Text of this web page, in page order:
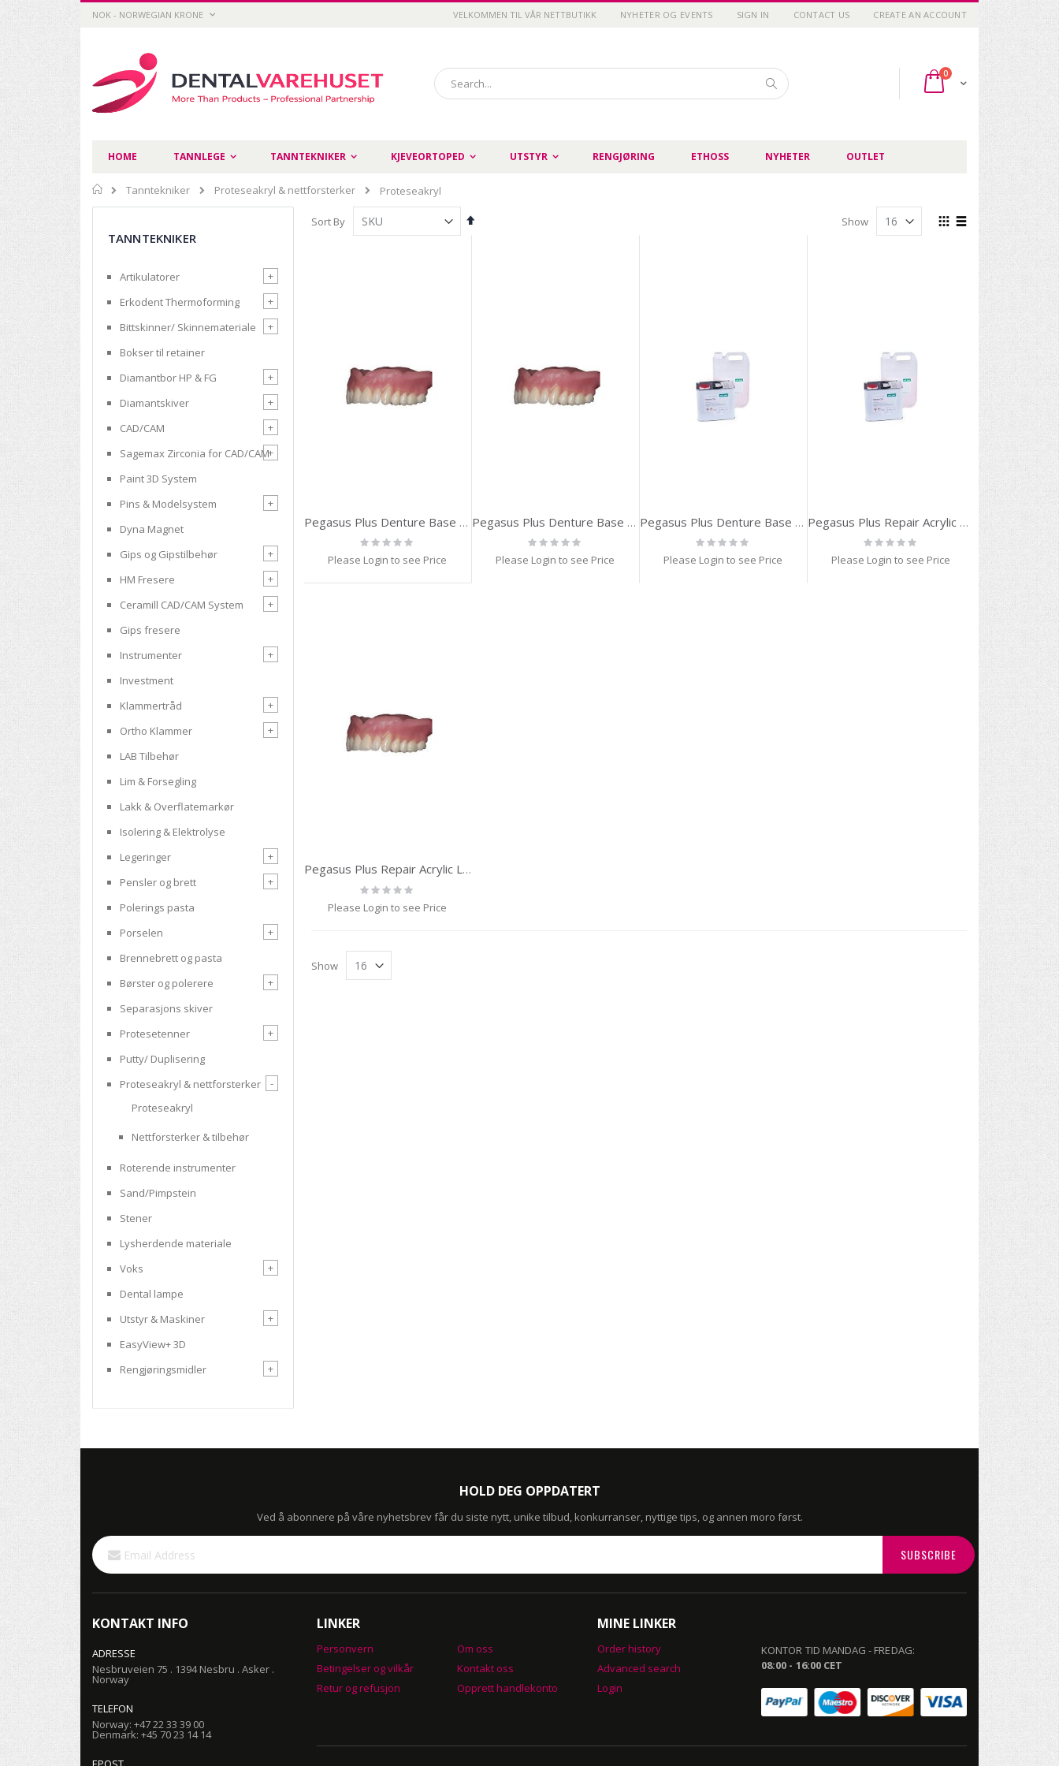
Skip
CURRENCY
NOK - NORWEGIAN KRONE VELKOMMEN TIL VÅR NETTBUTIKK NYHETER OG EVENTS SIGN IN CONTACT US CREATE AN ACCOUNT
Cart
0items
Search
HOME TANNLEGE TANNTEKNIKER KJEVEORTOPED UTSTYR RENGJØRING ETHOSS NYHETER OUTLET
Home
Tanntekniker Proteseakryl & nettforsterker Proteseakryl
Sort By
Set
View
Show
Pegasus Plus Denture Base 500 g Pink
Rating:
0%
Please Login to see Price
Pegasus Plus Denture Base 500 g Pink Veined
Rating:
0%
Please Login to see Price
Pegasus Plus Denture Base Liquid 250 ml
Rating:
0%
Please Login to see Price
Pegasus Plus Repair Acrylic Powder Clear 500 g
Rating:
0%
Please Login to see Price
Pegasus Plus Repair Acrylic Liquid 200 ml
Rating:
0%
Please Login to see Price
Show
TANNTEKNIKER
Artikulatorer
+
Erkodent Thermoforming
+
Bittskinner/ Skinnemateriale
+
Bokser til retainer
Diamantbor HP & FG
+
Diamantskiver
+
CAD/CAM
+
Sagemax Zirconia for CAD/CAM+
Paint 3D System
Pins & Modelsystem
+
Dyna Magnet
Gips og Gipstilbehør
+
HM Fresere
+
Ceramill CAD/CAM System
+
Gips fresere
Instrumenter
+
Investment
Klammertråd
+
Ortho Klammer
+
LAB Tilbehør
Lim & Forsegling
Lakk & Overflatemarkør
Isolering & Elektrolyse
Legeringer
+
Pensler og brett
+
Polerings pasta
Porselen
+
Brennebrett og pasta
Børster og polerere
+
Separasjons skiver
Protesetenner
+
Putty/ Duplisering
Proteseakryl & nettforsterker
-
Proteseakryl
Nettforsterker & tilbehør
Roterende instrumenter
Sand/Pimpstein
Stener
Lysherdende materiale
Voks
+
Dental lampe
Utstyr & Maskiner
+
EasyView+ 3D
Rengjøringsmidler
+
HOLD DEG OPPDATERT
Ved å abonnere på våre nyhetsbrev får du siste nytt, unike tilbud, konkurranser, nyttige tips, og annen moro først.
Sign
Up
for
SUBSCRIBE
KONTAKT INFO
ADRESSE
Nesbruveien 75 . 1394 Nesbru . Asker .
Norway
TELEFON
Norway: +47 22 33 39 00
Denmark: +45 70 23 14 14
LINKER
Personvern
Betingelser og vilkår
Retur og refusjon
Om oss
Kontakt oss
Opprett handlekonto
MINE LINKER
Order history
Advanced search
Login
KONTOR TID MANDAG - FREDAG:
08:00 - 16:00 CET